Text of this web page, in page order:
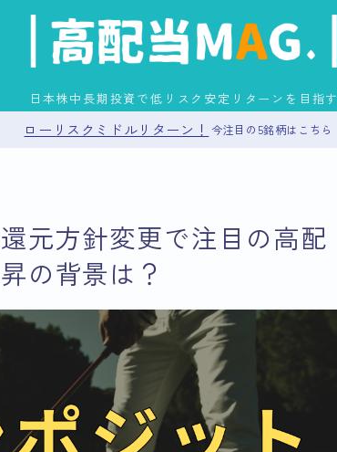
日本株中長期投資で低リスク安定リターンを目指す
プライバシーポリシー
運営者情報
サイトマップ
ローリスクミドルリターン！ 今注目の5銘柄はこちら
元方針変更で注目の高配
の背景は？